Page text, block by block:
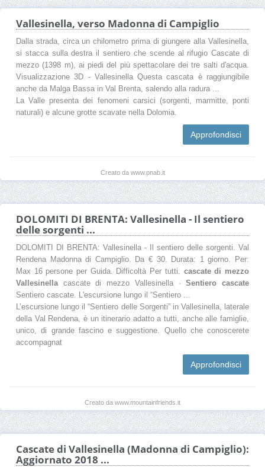
Vallesinella, verso Madonna di Campiglio
Dalla strada, circa un chilometro prima di giungere alla Vallesinella,
si stacca sulla destra il sentiero che scende al rifugio Cascate di
mezzo (1398 m), ai piedi del più spettacolare dei tre salti d'acqua.
Visualizzazione 3D - Vallesinella Questa cascata è raggiungibile
anche da Malga Bassa in Val Brenta, salendo alla radura ...
La Valle presenta dei fenomeni carsici (sorgenti, marmitte, ponti
naturali) e alcune grotte scavate nella Dolomia.
Approfondisci
Creato da www.pnab.it
DOLOMITI DI BRENTA: Vallesinella - Il sentiero
delle sorgenti ...
DOLOMITI DI BRENTA: Vallesinella - Il sentiero delle sorgenti. Val
Rendena Madonna di Campiglio. Da € 30. Durata: 1 giorno. Per:
Max 16 persone per Guida. Difficoltà Per tutti. cascate di mezzo
Vallesinella cascate di mezzo Vallesinella ·Sentiero cascate
Sentiero cascate. L'escursione lungo il “Sentiero ...
L’escursione lungo il “Sentiero delle Sorgenti” in Vallesinella, laterale
della Val Rendena, è un itinerario adatto a tutti, anche alle famiglie,
unico, di grande fascino e suggestione. Quello che conoscerete
accompagnat
Approfondisci
Creato da www.mountainfriends.it
Cascate di Vallesinella (Madonna di Campiglio):
Aggiornato 2018 ...